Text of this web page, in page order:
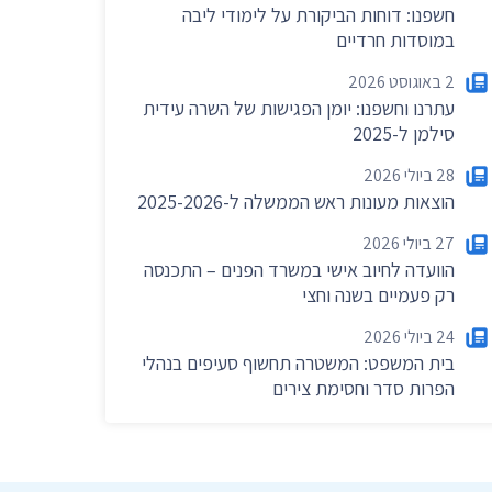
חדשות
חשפנו: דוחות הביקורת על לימודי ליבה
במוסדות חרדיים
2 באוגוסט 2026
עתרנו וחשפנו: יומן הפגישות של השרה עידית
סילמן ל-2025
28 ביולי 2026
הוצאות מעונות ראש הממשלה ל-2025-2026
27 ביולי 2026
הוועדה לחיוב אישי במשרד הפנים – התכנסה
רק פעמיים בשנה וחצי
24 ביולי 2026
בית המשפט: המשטרה תחשוף סעיפים בנהלי
הפרות סדר וחסימת צירים